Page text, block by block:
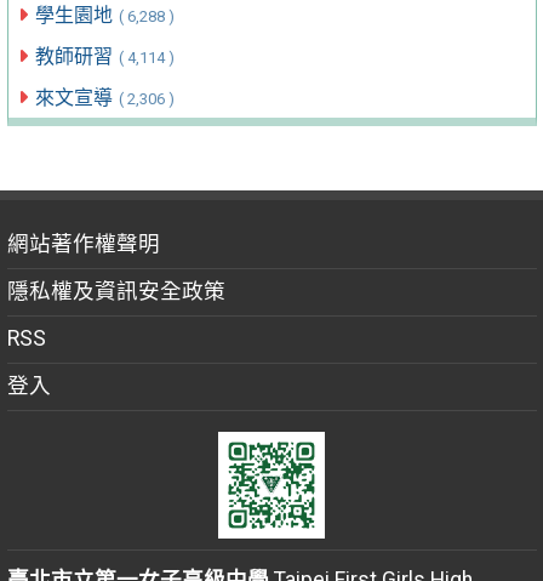
學生園地 ( 6,288 )
教師研習 ( 4,114 )
來文宣導 ( 2,306 )
網站著作權聲明
隱私權及資訊安全政策
RSS
登入